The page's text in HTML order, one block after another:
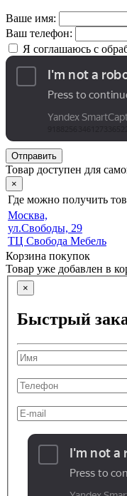
Ваше имя:
Ваш телефон:
Я соглашаюсь с
Отправить
Товар доступен для
×
Где можно получить
Москва,
ул.Свободы, 29
ТЦ Свобода Мебель
Корзина покупок
Товар уже добавлен в
×
Быстрый